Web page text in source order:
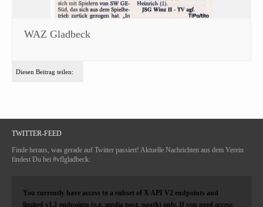
WAZ Gladbeck
Diesen Beitrag teilen:
TWITTER-FEED
Finde heraus, was gerade auf Twitter passiert! Aktuelle Nachrichten aus dem Verein
findest Du bei #vflgladbeck:
You currently have access to a subset of X API V2 endpoints and
limited v1.1 endpoints (e.g. media post, oauth) only. If you need access